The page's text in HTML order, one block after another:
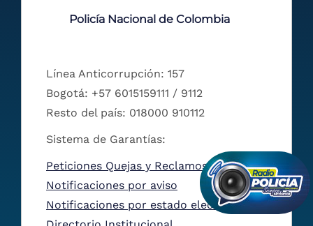
Policía Nacional de Colombia
Línea Anticorrupción: 157
Bogotá: +57 6015159111 / 9112
Resto del país: 018000 910112
Sistema de Garantías:
Peticiones Quejas y Reclamos
Notificaciones por aviso
Notificaciones por estado electrónico